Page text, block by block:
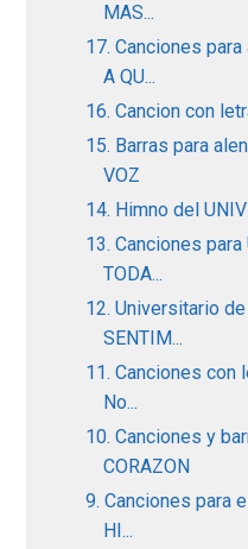
MAS...
17. Canciones para
A QU...
16. Cancion con
15. Barras para
VOZ
14. Himno del
13. Canciones
TODA...
12. Universitario
SENTIM...
11. Canciones con
No...
10. Canciones y
CORAZON
9. Canciones para
HI...